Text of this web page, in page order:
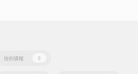
技術情報 0